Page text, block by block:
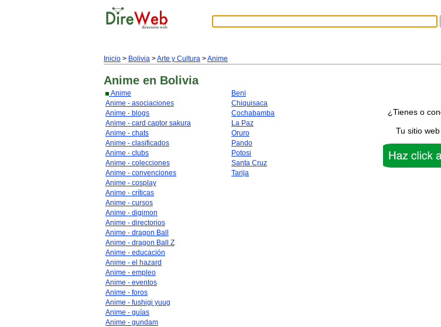
Inicio > Bolivia >Arte y Cultura >Anime
Anime en Bolivia
Anime
Anime - asociaciones
Anime - blogs
Anime - card captor sakura
Anime - chats
Anime - clasificados
Anime - clubs
Anime - colecciones
Anime - convenciones
Anime - cosplay
Anime - críticas
Anime - cursos
Anime - digimon
Anime - directorios
Anime - dragon Ball
Anime - dragon Ball Z
Anime - educación
Anime - el hazard
Anime - empleo
Anime - eventos
Anime - foros
Anime - fushigi yuug
Anime - guías
Anime - gundam
Beni
Chiquisaca
Cochabamba
La Paz
Oruro
Pando
Potosi
Santa Cruz
Tarija
¿Tienes o
Tu sitio